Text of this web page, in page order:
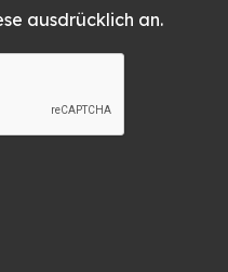
ausdrücklich an.